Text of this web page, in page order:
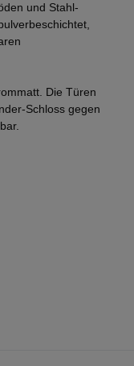
und Stahl-
Die Türen
Schloss gegen